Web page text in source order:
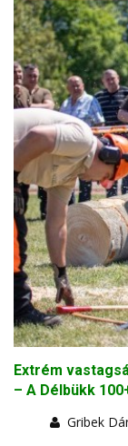
Extrém
– A Délbükk
Gribek